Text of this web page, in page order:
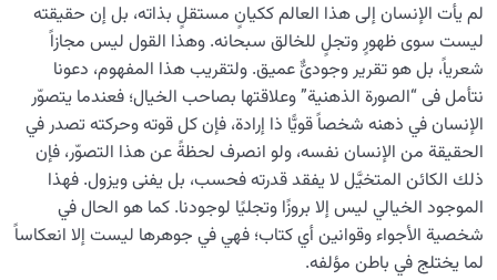
من الحماية إلى الهداية: مدى عون الملائكة في حياة الإنسان
استكشاف العالم غير المحسوس؛ بنية الغيب وماهية الوجود
الجنّي في نظام الخلق
الإيمان بالغيب وتأثيره على حياتنا وعلاقاتنا وسلوكياتنا
لم یأت الإنسان إلی هذا العالم ککیانٍ مستقلٍ بذاته، بل إن حقیقته
لیست سوى ظهورٍ وتجلٍ للخالق سبحانه. وهذا القول لیس مجازاً
شعریاً، بل هو تقرير وجودیٌّ عمیق. ولتقریب هذا المفهوم، دعونا
نتأمل فی “الصورة الذهنیة” وعلاقتها بصاحب الخیال؛ فعندما يتصوّر
الإنسان في ذهنه شخصاً قويًّا ذا إرادة، فإن كل قوته وحركته تصدر في
الحقيقة من الإنسان نفسه، ولو انصرف لحظةً عن هذا التصوّر، فإن
ذلك الكائن المتخيَّل لا يفقد قدرته فحسب، بل يفنى ويزول. فهذا
الموجود الخيالي ليس إلا بروزًا وتجليًا لوجودنا. کما هو الحال في
شخصیة الأجواء وقوانین أي کتاب؛ فهي في جوهرها لیست إلا انعکاساً
لما یختلج في باطن مؤلفه.